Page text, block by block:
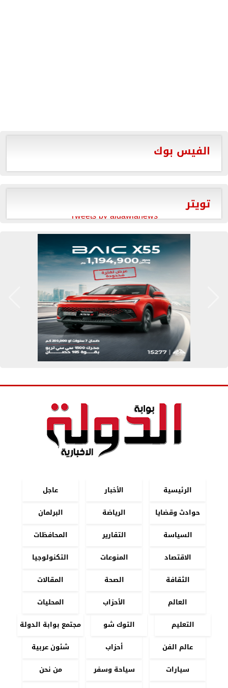
الفيس بوك
تويتر
Tweets by aldawlanews
الرئيسية الأخبار
عاجل
حوادث وقضايا
الرياضة
البرلمان
السياسة
التقارير
المحافظات
الاقتصاد
المنوعات
التكنولوجيا
الثقافة
الصحة
المقالات
العالم
الأحزاب
المحليات
التعليم
التوك شو
مجتمع بوابة الدولة
عالم الفن
أحزاب
شئون عربية
سيارات
سياحة وسفر
من نحن